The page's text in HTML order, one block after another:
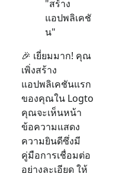
"สร้าง
แอปพลิเคชั
น"
🎉 เยี่ยมมาก! คุณ
เพิ่งสร้าง
แอปพลิเคชันแรก
ของคุณใน Logto
คุณจะเห็นหน้า
ข้อความแสดง
ความยินดีซึ่งมี
คู่มือการเชื่อมต่อ
อย่างละเอียด ให้